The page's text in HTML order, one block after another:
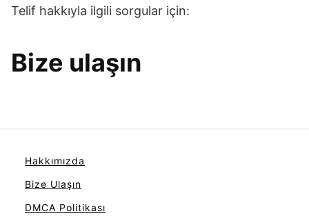
Telif hakkıyla ilgili sorgular için:
Bize ulaşın
Hakkımızda
Bize Ulaşın
DMCA Politikası